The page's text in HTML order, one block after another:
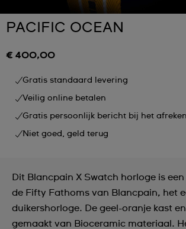
PACIFIC OCEAN
€ 400,00
Gratis standaard levering
Veilig online betalen
Gratis persoonlijk bericht bij het
Niet goed, geld terug
Dit Blancpain X Swatch horloge is
de Fifty Fathoms van Blancpain, het
duikershorloge. De geel-oranje kast
gemaakt van Bioceramic materiaal.